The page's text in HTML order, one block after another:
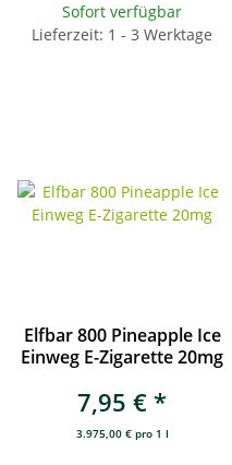
Sofort verfügbar
Lieferzeit: 1 - 3 Werktage
Elfbar 800 Pineapple Ice
Einweg E-Zigarette 20mg
7,95 € *
3.975,00 € pro 1 l